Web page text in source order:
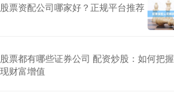
股票资配公司哪家好？正规平台推荐
股票都有哪些证券公司 配资炒股：如何把
现财富增值